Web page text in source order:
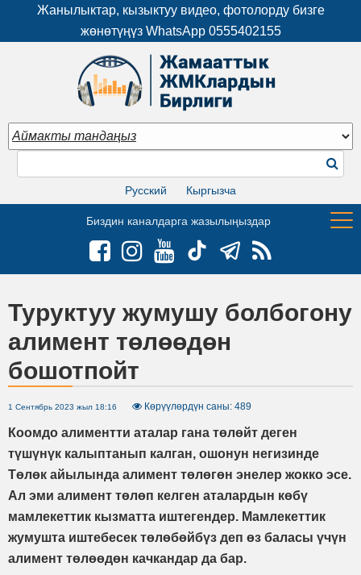
Жанылыктар, кызыктуу видео, фотолорду бизге
жөнөтүңүз WhatsApp 0555402155
Русский Кыргызча
Биздин каналдарга жазылыңыздар
Туруктуу жумушу болбогону
алимент төлөөдөн
бошотпойт
1 Сентябрь 2023 жыл 18:16 Көрүүлөрдүн саны: 489
Коомдо алиментти аталар гана төлөйт деген
түшүнүк калыптанып калган, ошонун негизинде
Төлөк айылында алимент төлөгөн энелер жокко эсе.
Ал эми алимент төлөп келген аталардын көбү
мамлекеттик кызматта иштегендер. Мамлекеттик
жумушта иштебесек төлөбөйбүз деп өз баласы үчүн
алимент төлөөдөн качкандар да бар.